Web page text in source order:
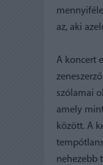
az, aki
A koncert
szólamai
amely
között. A
nehezebb